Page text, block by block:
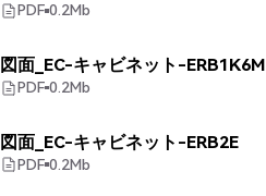
PDF 0.2Mb
図面_EC-キャビネット-ERB1K6M
PDF 0.2Mb
図面_EC-キャビネット-ERB2E
PDF 0.2Mb